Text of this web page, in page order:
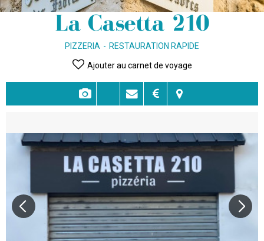
La Casetta 210
PIZZERIA RESTAURATION RAPIDE
Ajouter au carnet de voyage